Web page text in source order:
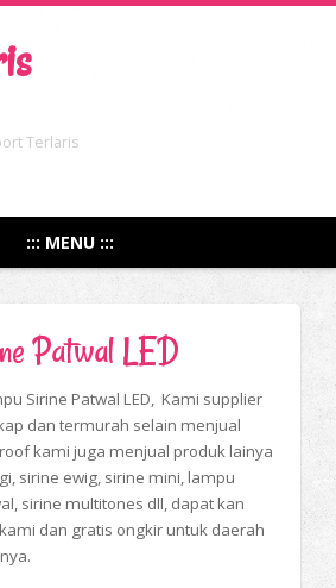
Terlaris
::: MENU :::
Patwal LED
Sirine Patwal LED, Kami supplier
dan termurah selain menjual
kami juga menjual produk lainya
sirine ewig, sirine mini, lampu
sirine multitones dll, dapat kan
dan gratis ongkir untuk daerah